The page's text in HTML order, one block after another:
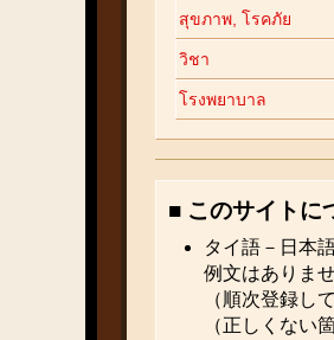
สุขภาพ, โรคภัย
วิชา
โรงพยาบาล
■ このサイトに
タイ語－日本
例文はありま
（順次登録し
（正しくない